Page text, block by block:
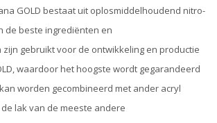
GOLD bestaat uit oplosmiddelhoudend nitro-
de beste ingrediënten en
gebruikt voor de ontwikkeling en productie
waardoor het hoogste wordt gegarandeerd
worden gecombineerd met ander acryl
lak van de meeste andere